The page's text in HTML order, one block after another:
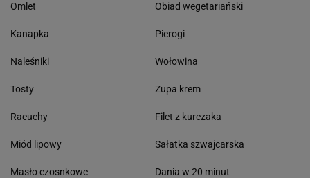
Omlet
Kanapka
Naleśniki
Tosty
Racuchy
Miód lipowy
Masło czosnkowe
Obiad wegetariański
Pierogi
Wołowina
Zupa krem
Filet z kurczaka
Sałatka szwajcarska
Dania w 20 minut